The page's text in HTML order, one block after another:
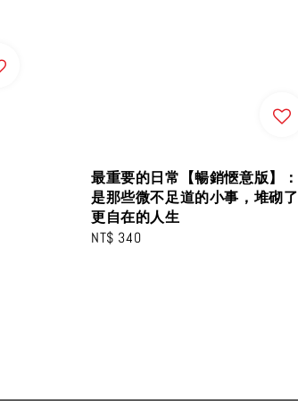
最重要的日常【暢銷愜意版】：
是那些微不足道的小事，堆砌了
更自在的人生
Regular
NT$ 340